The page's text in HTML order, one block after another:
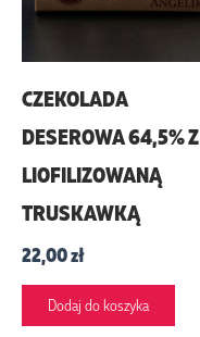
CZEKOLADA
DESEROWA 64,5% Z
LIOFILIZOWANĄ
TRUSKAWKĄ
22,00zł
Dodaj do koszyka